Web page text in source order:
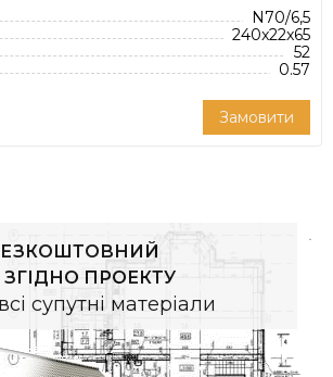
N70/6,5
240x22x65
52
0.57
Замовити
ПРОЕКТУ
супутні матеріали